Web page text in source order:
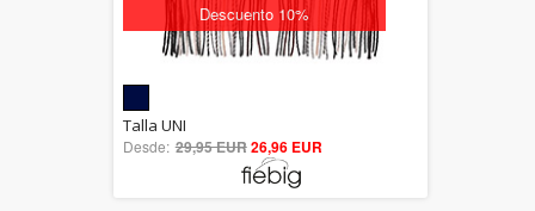
Descuento 10%
out of 5
Talla UNI
Desde: 29,95 EUR26,96 EUR